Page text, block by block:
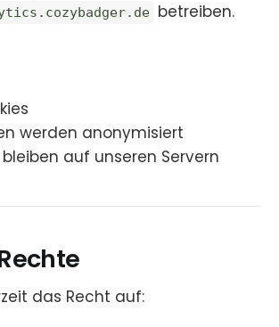
betreiben.
werden anonymisiert
auf unseren Servern
das Recht auf: